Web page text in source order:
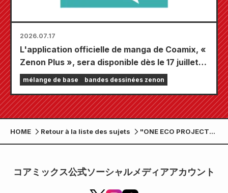
2026.07.17
L'application officielle de manga de Coamix, «
Zenon Plus », sera disponible dès le 17 juillet !
Elle regorge de fonctionnalités pour vous
divertir pleinement, notamment « Choisissez
votre premier chapitre gratuit » et « Mises à
jour quotidiennes » !
mélange de base bandes dessinées zenon
HOME Retour à la liste des sujets
"ONE ECO PROJECT"
sortira des
fabriquées à partir de
コアミックス公式ソーシャルメディアアカウント